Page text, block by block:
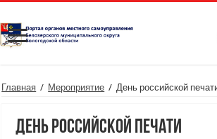
Главная / Мероприятие / День российской
День российской печати